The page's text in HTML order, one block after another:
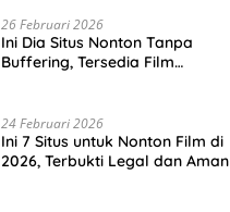
26 Februari 2026
Ini Dia Situs Nonton Tanpa
Buffering, Tersedia Film
24 Februari 2026
Ini 7 Situs untuk Nonton Film di
2026, Terbukti Legal dan Aman